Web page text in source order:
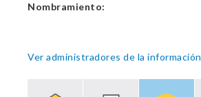
Nombramiento:
Ver administradores de la información